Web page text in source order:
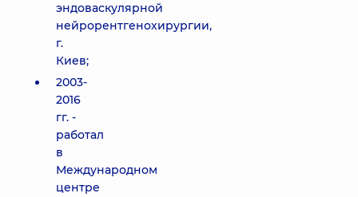
эндоваскулярной
нейрорентгенохирургии,
г.
Киев;
2003-
2016
гг. -
работал
в
Международном
центре